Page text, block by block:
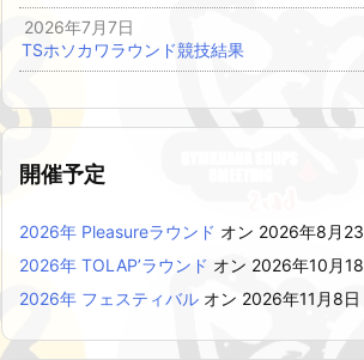
2026年7月7日
TSホソカワラウンド競技結果
開催予定
2026年 Pleasureラウンド オン 2026年8月
2026年 TOLAP’ラウンド オン 2026年10月
2026年 フェスティバル オン 2026年11月8日